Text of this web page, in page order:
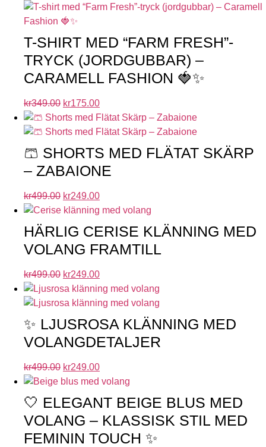
T-SHIRT MED “FARM FRESH”-
TRYCK (JORDGUBBAR) –
CARAMELL FASHION 🍓✨
kr349.00 kr175.00
🩳 SHORTS MED FLÄTAT SKÄRP
– ZABAIONE
kr499.00 kr249.00
HÄRLIG CERISE KLÄNNING MED
VOLANG FRAMTILL
kr499.00 kr249.00
✨ LJUSROSA KLÄNNING MED
VOLANGDETALJER
kr499.00 kr249.00
🤍 ELEGANT BEIGE BLUS MED
VOLANG – KLASSISK STIL MED
FEMININ TOUCH ✨